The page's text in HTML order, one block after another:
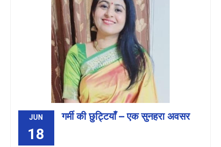
JUN
18
गर्मी की छुट्टियाँ – एक सुनहरा अवसर